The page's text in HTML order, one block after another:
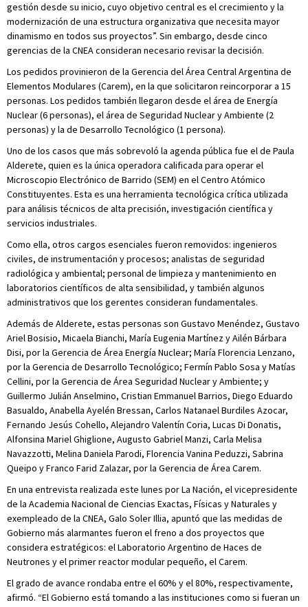
gestión desde su inicio, cuyo objetivo central es el crecimiento y la
modernización de una estructura organizativa que necesita mayor
dinamismo en todos sus proyectos”. Sin embargo, desde cinco
gerencias de la CNEA consideran necesario revisar la decisión.
Los pedidos provinieron de la Gerencia del Área Central Argentina de
Elementos Modulares (Carem), en la que solicitaron reincorporar a 15
personas. Los pedidos también llegaron desde el área de Energía
Nuclear (6 personas), el área de Seguridad Nuclear y Ambiente (2
personas) y la de Desarrollo Tecnológico (1 persona).
Uno de los casos que más sobrevoló la agenda pública fue el de Paula
Alderete, quien es la única operadora calificada para operar el
Microscopio Electrónico de Barrido (SEM) en el Centro Atómico
Constituyentes. Esta es una herramienta tecnológica crítica utilizada
para análisis técnicos de alta precisión, investigación científica y
servicios industriales.
Como ella, otros cargos esenciales fueron removidos: ingenieros
civiles, de instrumentación y procesos; analistas de seguridad
radiológica y ambiental; personal de limpieza y mantenimiento en
laboratorios científicos de alta sensibilidad, y también algunos
administrativos que los gerentes consideran fundamentales.
Además de Alderete, estas personas son Gustavo Menéndez, Gustavo
Ariel Bosisio, Micaela Bianchi, María Eugenia Martínez y Ailén Bárbara
Disi, por la Gerencia de Área Energía Nuclear; María Florencia Lenzano,
por la Gerencia de Desarrollo Tecnológico; Fermín Pablo Sosa y Matías
Cellini, por la Gerencia de Área Seguridad Nuclear y Ambiente; y
Guillermo Julián Anselmino, Cristian Emmanuel Barrios, Diego Eduardo
Basualdo, Anabella Ayelén Bressan, Carlos Natanael Burdiles Azocar,
Fernando Jesús Cohello, Alejandro Valentín Coria, Lucas Di Donatis,
Alfonsina Mariel Ghiglione, Augusto Gabriel Manzi, Carla Melisa
Navazzotti, Melina Daniela Parodi, Florencia Vanina Peduzzi, Sabrina
Queipo y Franco Farid Zalazar, por la Gerencia de Área Carem.
En una entrevista realizada este lunes por La Nación, el vicepresidente
de la Academia Nacional de Ciencias Exactas, Físicas y Naturales y
exempleado de la CNEA, Galo Soler Illia, apuntó que las medidas de
Gobierno más alarmantes fueron el freno a dos proyectos que
considera estratégicos: el Laboratorio Argentino de Haces de
Neutrones y el primer reactor modular pequeño, el Carem.
El grado de avance rondaba entre el 60% y el 80%, respectivamente,
afirmó. “El Gobierno está tomando a las instituciones como si fueran un